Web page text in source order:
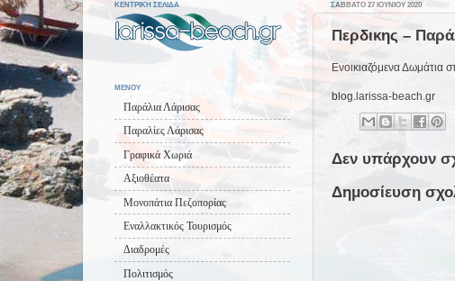
ΣΆΒΒΑΤΟ 27 ΙΟΥΝΊΟΥ 2020
Περδικης –
Ενοικιαζόμενα Δωμάτια
blog.larissa-beach.gr
Δεν υπάρχουν
Δημοσίευση
ΚΕΝΤΡΙΚΗ ΣΕΛΙΔΑ
ΜΕΝΟΥ
Παράλια Λάρισας
Παραλίες Λάρισας
Γραφικά Χωριά
Αξιοθέατα
Μονοπάτια Πεζοπορίας
Εναλλακτικός Τουρισμός
Διαδρομές
Πολιτισμός